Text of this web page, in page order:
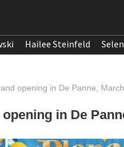
Hailee Steinfeld
opening in De Panne,
in De